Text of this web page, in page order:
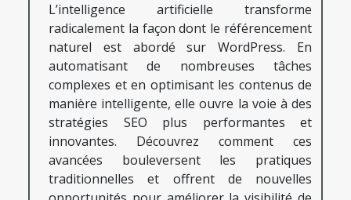
L’intelligence artificielle transforme
radicalement la façon dont le référencement
naturel est abordé sur WordPress. En
automatisant de nombreuses tâches
complexes et en optimisant les contenus de
manière intelligente, elle ouvre la voie à des
stratégies SEO plus performantes et
innovantes. Découvrez comment ces
avancées bouleversent les pratiques
traditionnelles et offrent de nouvelles